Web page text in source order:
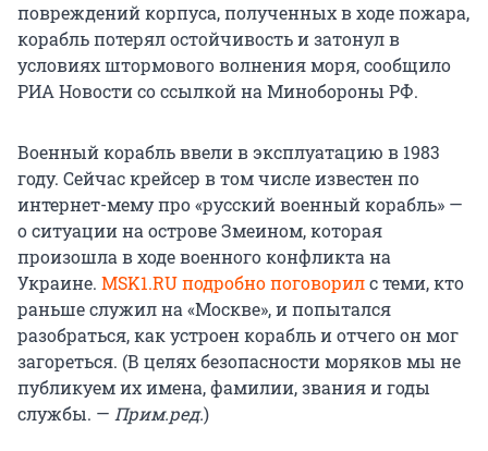
повреждений корпуса, полученных в ходе пожара,
корабль потерял остойчивость и затонул в
условиях штормового волнения моря, сообщило
РИА Новости со ссылкой на Минобороны РФ.
Военный корабль ввели в эксплуатацию в 1983
году. Сейчас крейсер в том числе известен по
интернет-мему про «русский военный корабль» —
о ситуации на острове Змеином, которая
произошла в ходе военного конфликта на
Украине. MSK1.RU подробно поговорилс теми, кто
раньше служил на «Москве», и попытался
разобраться, как устроен корабль и отчего он мог
загореться. (В целях безопасности моряков мы не
публикуем их имена, фамилии, звания и годы
службы. — Прим.ред.)